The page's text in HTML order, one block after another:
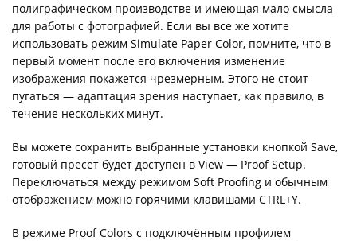
полиграфическом производстве и имеющая мало смысла
для работы с фотографией. Если вы все же хотите
использовать режим Simulate Paper Color, помните, что в
первый момент после его включения изменение
изображения покажется чрезмерным. Этого не стоит
пугаться — адаптация зрения наступает, как правило, в
течение нескольких минут.
Вы можете сохранить выбранные установки кнопкой Save,
готовый пресет будет доступен в View — Proof Setup.
Переключаться между режимом Soft Proofing и обычным
отображением можно горячими клавишами CTRL+Y.
В режиме Proof Colors с подключённым профилем